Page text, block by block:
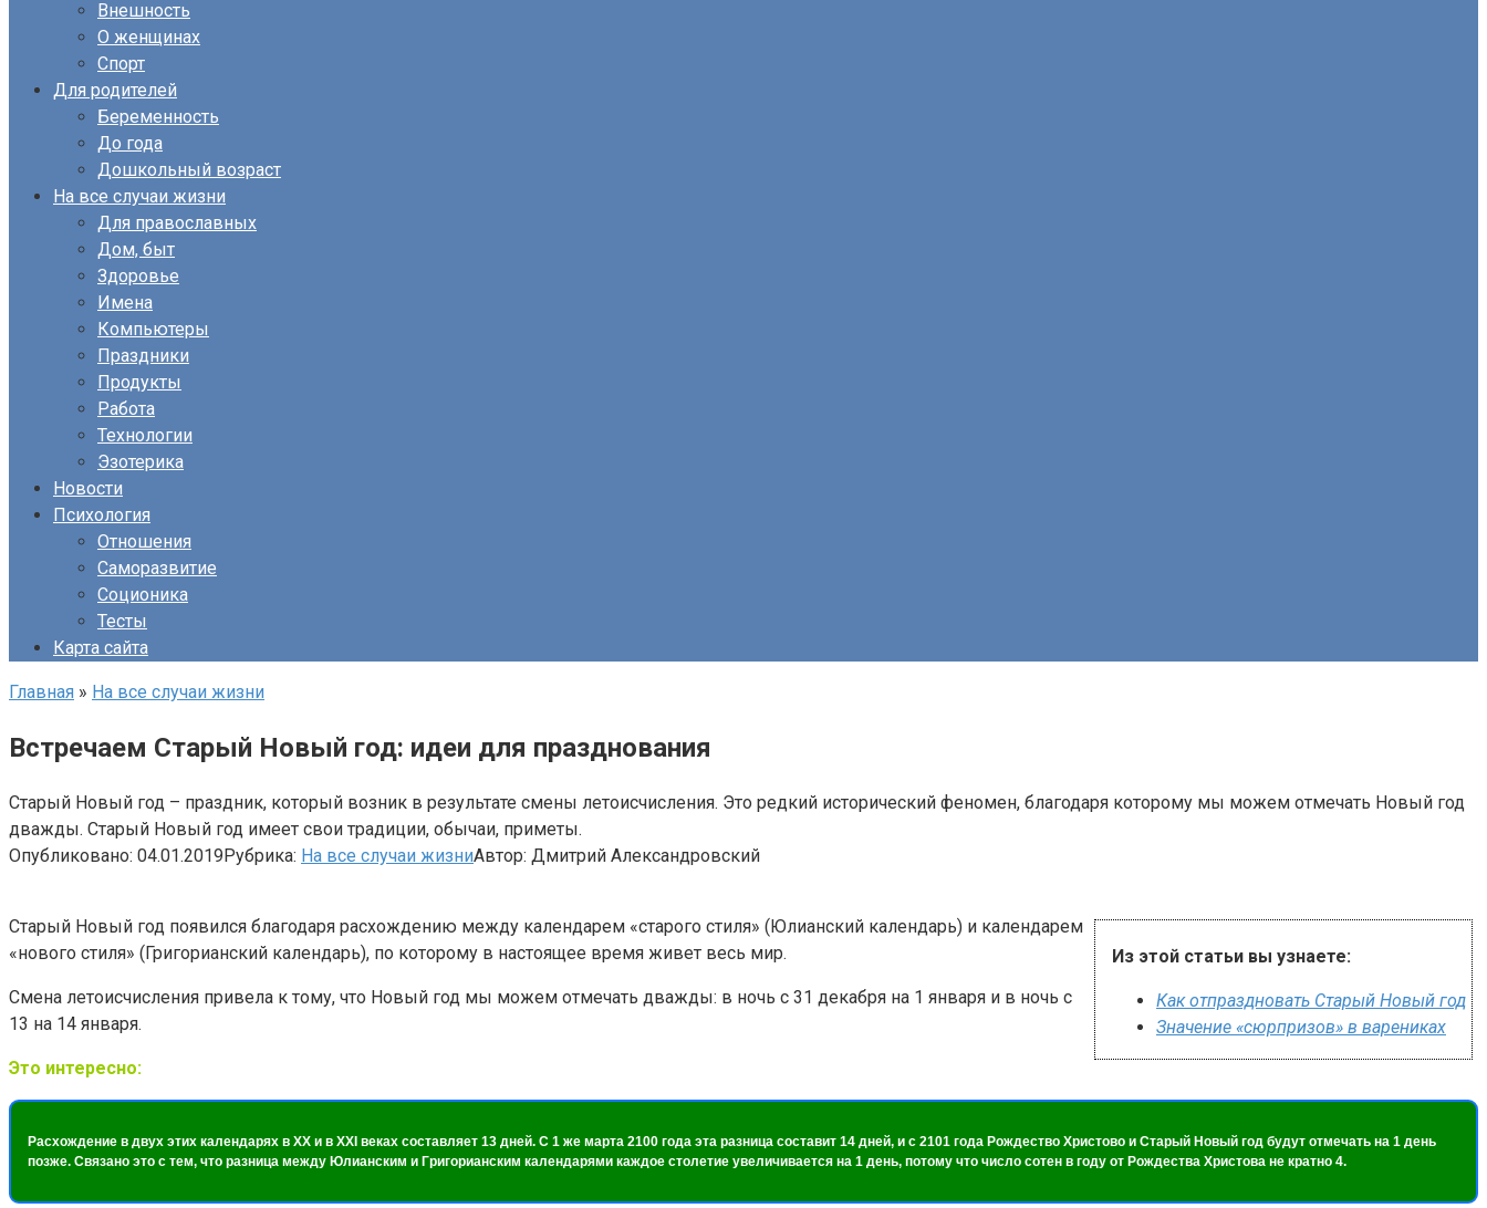
Внешность
О женщинах
Спорт
Для родителей
Беременность
До года
Дошкольный возраст
На все случаи жизни
Для православных
Дом, быт
Здоровье
Имена
Компьютеры
Праздники
Продукты
Работа
Технологии
Эзотерика
Новости
Психология
Отношения
Саморазвитие
Соционика
Тесты
Карта сайта
Главная » На все случаи жизни
Встречаем Старый Новый год: идеи для празднования
Старый Новый год – праздник, который возник в результате смены летоисчисления. Это редкий исторический феномен, благодаря которому мы можем отмечать Новый год
дважды. Старый Новый год имеет свои традиции, обычаи, приметы.
Опубликовано: 04.01.2019Рубрика: На все случаи жизниАвтор: Дмитрий Александровский
Из этой статьи вы узнаете:
Как отпраздновать Старый Новый год
Значение «сюрпризов» в варениках
Старый Новый год появился благодаря расхождению между календарем «старого стиля» (Юлианский календарь) и календарем
«нового стиля» (Григорианский календарь), по которому в настоящее время живет весь мир.
Смена летоисчисления привела к тому, что Новый год мы можем отмечать дважды: в ночь с 31 декабря на 1 января и в ночь с
13 на 14 января.
Это интересно:
Расхождение в двух этих календарях в XX и в XXI веках составляет 13 дней. С 1 же марта 2100 года эта разница составит 14 дней, и с 2101 года Рождество Христово и Старый Новый год будут отмечать на 1 день
позже. Связано это с тем, что разница между Юлианским и Григорианским календарями каждое столетие увеличивается на 1 день, потому что число сотен в году от Рождества Христова не кратно 4.